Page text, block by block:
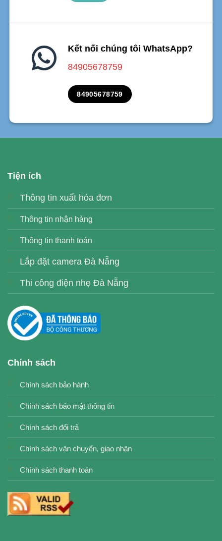
Kết nối chúng tôi WhatsApp?
84905678759
84905678759
Tiện ích
Thông tin xuất hóa đơn
Thông tin nhận hàng
Thông tin thanh toán
Lắp đặt camera Đà Nẵng
Thi công điện nhẹ Đà Nẵng
Chính sách
Chính sách bảo hành
Chính sách bảo mật thông tin
Chính sách đổi trả
Chính sách vận chuyển, giao nhận
Chính sách thanh toán